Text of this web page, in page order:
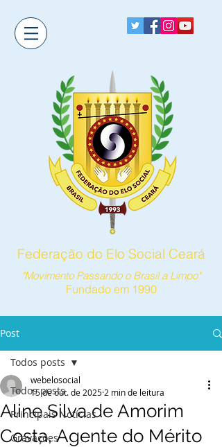
Federação do Elo Social Ceará
"Movimento Passando o Brasil a Limpo"
Fundado em 1990
Post
Todos posts
Principais Notícias
Gravações
Todos posts
Aline Silva de Amorim
Costa, Agente do Mérito
webelosocial
15 de out. de 2025 2 min de leitura